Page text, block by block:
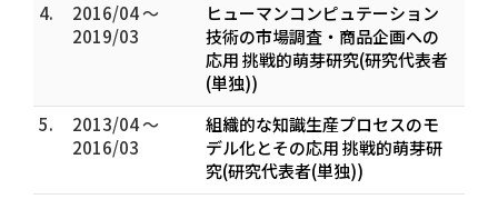
4.
2016/04 ～
2019/03
ヒューマンコンピュテーション
技術の市場調査・商品企画への
応用 挑戦的萌芽研究(研究代表者
(単独))
5.
2013/04 ～
2016/03
組織的な知識生産プロセスのモ
デル化とその応用 挑戦的萌芽研
究(研究代表者(単独))